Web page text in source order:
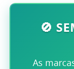
🚫
As